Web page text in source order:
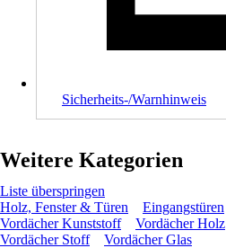
Sicherheits-/Warnhinweis
Weitere Kategorien
Liste überspringen
Holz, Fenster & Türen
Eingangstüren
Vordächer Kunststoff
Vordächer Holz
Vordächer Stoff
Vordächer Glas